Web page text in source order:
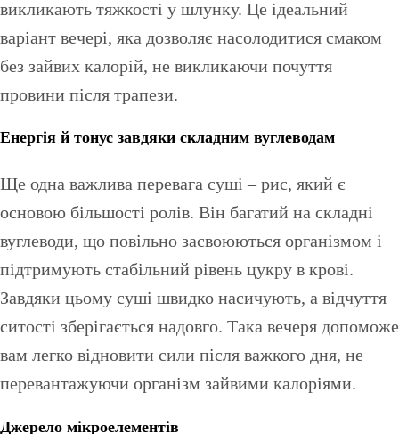
викликають тяжкості у шлунку. Це ідеальний
варіант вечері, яка дозволяє насолодитися смаком
без зайвих калорій, не викликаючи почуття
провини після трапези.
Енергія й тонус завдяки складним вуглеводам
Ще одна важлива перевага суші – рис, який є
основою більшості ролів. Він багатий на складні
вуглеводи, що повільно засвоюються організмом і
підтримують стабільний рівень цукру в крові.
Завдяки цьому суші швидко насичують, а відчуття
ситості зберігається надовго. Така вечеря допоможе
вам легко відновити сили після важкого дня, не
перевантажуючи організм зайвими калоріями.
Джерело мікроелементів